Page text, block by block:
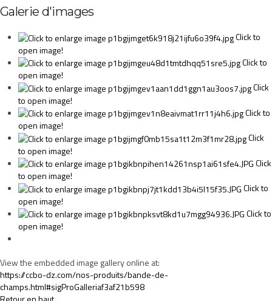
Galerie d'images
Click to
open image!
Click to
open image!
Click
to open image!
Click to
open image!
Click
to open image!
Click
to open image!
Click to
open image!
Click to
open image!
View the embedded image gallery online at:
https://ccbo-dz.com/nos-produits/bande-de-
champs.html#sigProGalleriaf3af21b598